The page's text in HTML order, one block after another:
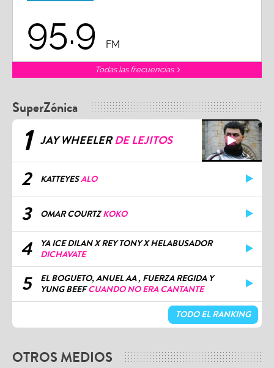
95.9 FM
Todas las frecuencias
SuperZónica
1 JAY WHEELERDE LEJITOS
2 KATTEYESALO
3 OMAR COURTZKOKO
4
YA ICE DILAN X REY TONY X HELABUSADOR
DICHAVATE
5
EL BOGUETO, ANUEL AA , FUERZA REGIDA Y
YUNG BEEFCUANDO NO ERA CANTANTE
TODO EL RANKING
OTROS MEDIOS